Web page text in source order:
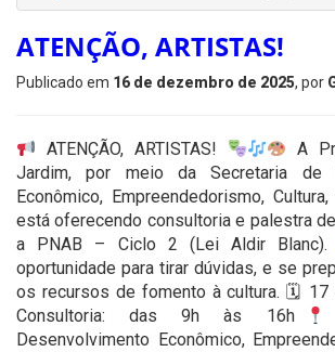
ATENÇÃO, ARTISTAS!
Publicado em 16 de dezembro de 2025, por
ATENÇÃO, ARTISTAS!
A
Jardim, por meio da Secretaria de
Econômico, Empreendedorismo,
está oferecendo consultoria e palestra
a PNAB – Ciclo 2 (Lei Aldir Blanc).
oportunidade para tirar dúvidas, e se
os recursos de fomento à cultura. 🗓 17
Consultoria: das 9h às 16h
Desenvolvimento Econômico,